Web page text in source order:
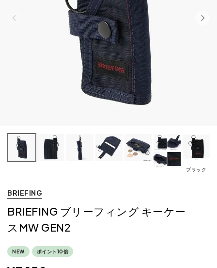
ブラック
BRIEFING
BRIEFING ブリーフィング キーケー
スMW GEN2
NEW ポイント10倍